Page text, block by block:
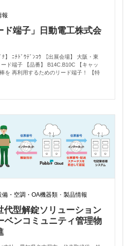
報
ド端子」日動電工株式会
ﾅ】 ﾆﾁﾄﾞｳﾃﾞﾝｺｳ 【出展会場】 大阪・東
ド端子 【品番】 B14C.B10C 【キャッ
を 再利用するためのリード端子！ 【特
備・空調・OA機器類 ・製品情報
代型解錠ソリューション
ンコミュニティ管理物